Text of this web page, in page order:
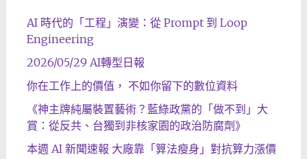
AI 時代的「工程」演變：從 Prompt 到 Loop
Engineering
2026/05/29 AI轉型日報
你在工作上的價值， 不如你留下的數位資料
《神主牌純屬裝置藝術？藍綠政黨的「做不到」大
賞：從反共、台獨到非核家園的政治防腐劑》
本週 AI 新聞速報 大廠靠「算法瘦身」對抗算力漲價